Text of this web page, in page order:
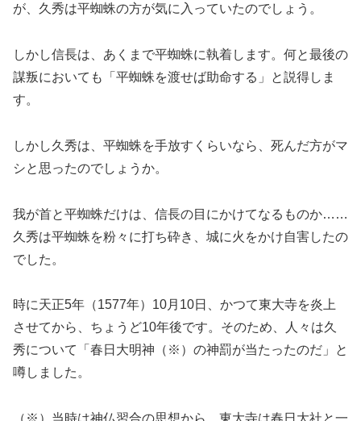
が、久秀は平蜘蛛の方が気に入っていたのでしょう。
しかし信長は、あくまで平蜘蛛に執着します。何と最後の
謀叛においても「平蜘蛛を渡せば助命する」と説得しま
す。
しかし久秀は、平蜘蛛を手放すくらいなら、死んだ方がマ
シと思ったのでしょうか。
我が首と平蜘蛛だけは、信長の目にかけてなるものか……
久秀は平蜘蛛を粉々に打ち砕き、城に火をかけ自害したの
でした。
時に天正5年（1577年）10月10日、かつて東大寺を炎上
させてから、ちょうど10年後です。そのため、人々は久
秀について「春日大明神（※）の神罰が当たったのだ」と
噂しました。